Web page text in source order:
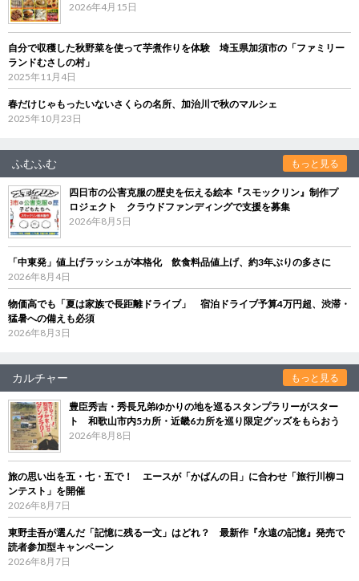
2026年4月15日
自分で収穫した秋野菜を使って芋煮作りを体験 埼玉県加須市の「ファミリー
ランドむさしの村」
2025年11月4日
春だけじゃもったいないさくらの名所、加治川で秋のマルシェ
2025年10月23日
ふむふむ もっと見る
四日市の公害克服の歴史を伝える絵本『スモックリン』制作プ
ロジェクト クラウドファンディングで支援を募集
2026年8月5日
「中東発」値上げラッシュが本格化 飲食料品値上げ、約3年ぶりの多さに
2026年8月4日
物価高でも「夏は家族で長距離ドライブ」 宿泊ドライブ予算4万円超、渋滞・
猛暑への備えも必須
2026年8月3日
カルチャー もっと見る
豊臣秀吉・秀長兄弟ゆかりの地を巡るスタンプラリーがスター
ト 和歌山市内5カ所・近畿6カ所を巡り限定グッズをもらおう
2026年8月8日
旅の思い出を五・七・五で！ エースが「かばんの日」に合わせ「旅行川柳コ
ンテスト」を開催
2026年8月7日
東野圭吾が選んだ「記憶に残る一文」はどれ？ 最新作『永遠の記憶』発売で
読者参加型キャンペーン
2026年8月7日